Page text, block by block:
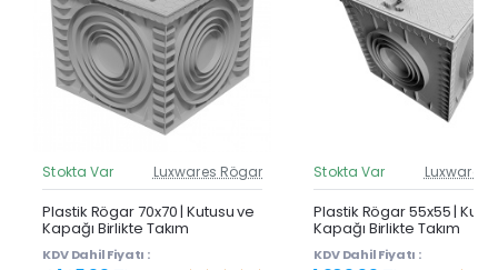
Güncel Fiyat
Yeni Ürün
Stokta Var Luxwares Rögar
Plastik Rögar 70x70 | Kutusu ve
Kapağı Birlikte Takım
KDV Dahil Fiyatı :
Stokta Var Luxwares
Plastik Rögar 55x55 |
Kapağı Birlikte Takım
KDV Dahil Fiyatı :